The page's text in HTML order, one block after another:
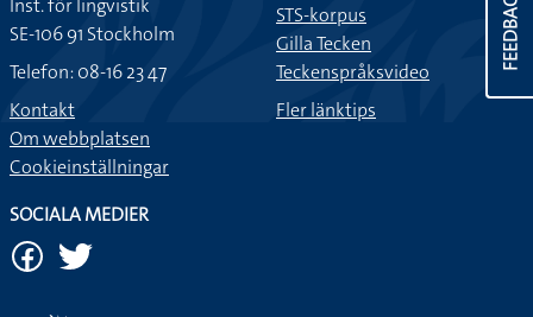
FEEDBACK
Inst. för lingvistik
SE-106 91 Stockholm
Telefon: 08-16 23 47
Kontakt
Om webbplatsen
Cookieinställningar
STS-korpus
Gilla Tecken
Teckenspråksvideo
Fler länktips
SOCIALA MEDIER